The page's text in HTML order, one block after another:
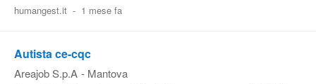
humangest.it - 1 mese fa
Autista ce-cqc
Areajob S.p.A - Mantova